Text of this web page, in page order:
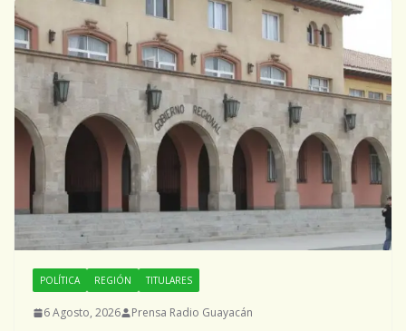
POLÍTICA REGIÓN TITULARES
6 Agosto, 2026 Prensa Radio Guayacán